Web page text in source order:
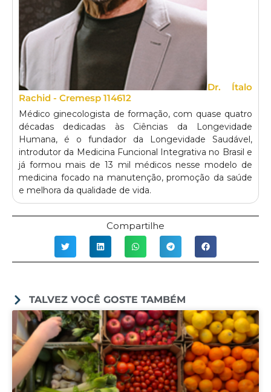
Dr. Ítalo
Rachid - Cremesp 114612
Médico ginecologista de formação, com quase quatro
décadas dedicadas às Ciências da Longevidade
Humana, é o fundador da Longevidade Saudável,
introdutor da Medicina Funcional Integrativa no Brasil e
já formou mais de 13 mil médicos nesse modelo de
medicina focado na manutenção, promoção da saúde
e melhora da qualidade de vida.
Compartilhe
TALVEZ VOCÊ GOSTE TAMBÉM